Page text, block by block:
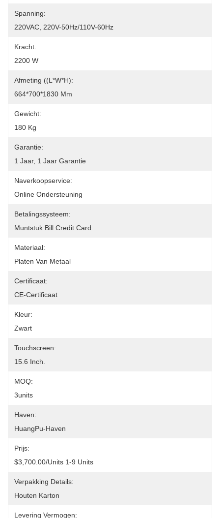
Spanning:
220VAC, 220V-50Hz/110V-60Hz
Kracht:
2200 W
Afmeting ((L*W*H):
664*700*1830 Mm
Gewicht:
180 Kg
Garantie:
1 Jaar, 1 Jaar Garantie
Naverkoopservice:
Online Ondersteuning
Betalingssysteem:
Muntstuk Bill Credit Card
Materiaal:
Platen Van Metaal
Certificaat:
CE-Certificaat
Kleur:
Zwart
Touchscreen:
15.6 Inch.
MOQ:
3units
Haven:
HuangPu-Haven
Prijs:
$3,700.00/units 1-9 Units
Verpakking Details:
Houten Karton
Levering Vermogen: